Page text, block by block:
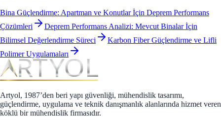
Bina Güçlendirme: Apartman ve Konutlar İçin Deprem Performans
Çözümleri
Deprem Performans Analizi: Mevcut Binalar İçin
Bilimsel Değerlendirme Süreci
Karbon Fiber Güçlendirme ve Lifli
Polimer Uygulamaları
Artyol, 1987’den beri yapı güvenliği, mühendislik tasarımı,
güçlendirme, uygulama ve teknik danışmanlık alanlarında hizmet veren
köklü bir mühendislik firmasıdır.